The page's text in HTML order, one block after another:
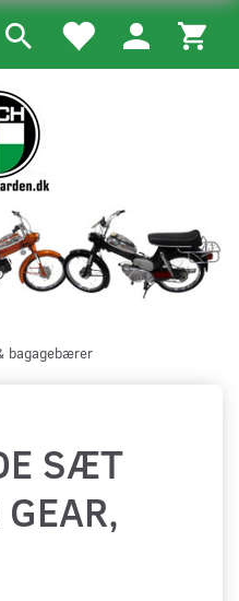
bagagebærer
SÆT